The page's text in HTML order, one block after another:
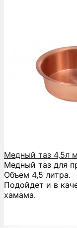
Медный таз 4,5л
Медный таз для
Объем 4,5 литра.
Подойдет и в
хамама.